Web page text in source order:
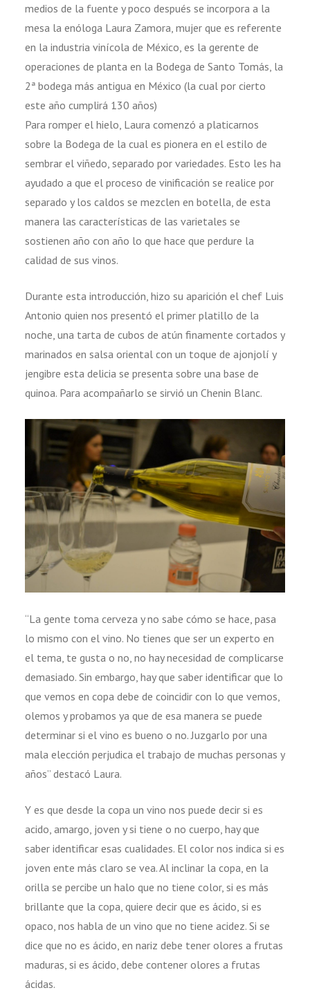
medios de la fuente y poco después se incorpora a la
mesa la enóloga Laura Zamora, mujer que es referente
en la industria vinícola de México, es la gerente de
operaciones de planta en la Bodega de Santo Tomás, la
2ª bodega más antigua en México (la cual por cierto
este año cumplirá 130 años)
Para romper el hielo, Laura comenzó a platicarnos
sobre la Bodega de la cual es pionera en el estilo de
sembrar el viñedo, separado por variedades. Esto les ha
ayudado a que el proceso de vinificación se realice por
separado y los caldos se mezclen en botella, de esta
manera las características de las varietales se
sostienen año con año lo que hace que perdure la
calidad de sus vinos.
Durante esta introducción, hizo su aparición el chef Luis
Antonio quien nos presentó el primer platillo de la
noche, una tarta de cubos de atún finamente cortados y
marinados en salsa oriental con un toque de ajonjolí y
jengibre esta delicia se presenta sobre una base de
quinoa. Para acompañarlo se sirvió un Chenin Blanc.
“La gente toma cerveza y no sabe cómo se hace, pasa
lo mismo con el vino. No tienes que ser un experto en
el tema, te gusta o no, no hay necesidad de complicarse
demasiado. Sin embargo, hay que saber identificar que lo
que vemos en copa debe de coincidir con lo que vemos,
olemos y probamos ya que de esa manera se puede
determinar si el vino es bueno o no. Juzgarlo por una
mala elección perjudica el trabajo de muchas personas y
años” destacó Laura.
Y es que desde la copa un vino nos puede decir si es
acido, amargo, joven y si tiene o no cuerpo, hay que
saber identificar esas cualidades. El color nos indica si es
joven ente más claro se vea. Al inclinar la copa, en la
orilla se percibe un halo que no tiene color, si es más
brillante que la copa, quiere decir que es ácido, si es
opaco, nos habla de un vino que no tiene acidez. Si se
dice que no es ácido, en nariz debe tener olores a frutas
maduras, si es ácido, debe contener olores a frutas
ácidas.